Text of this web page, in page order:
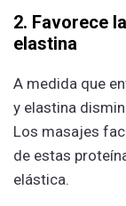
2. Favorece
elastina
A medida que
y elastina
Los masajes
de estas
elástica.